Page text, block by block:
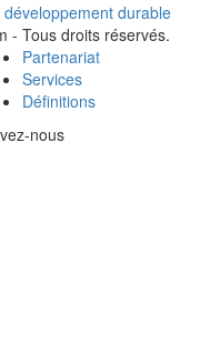
développement durable
- Tous droits réservés.
Partenariat
Services
Définitions
nous